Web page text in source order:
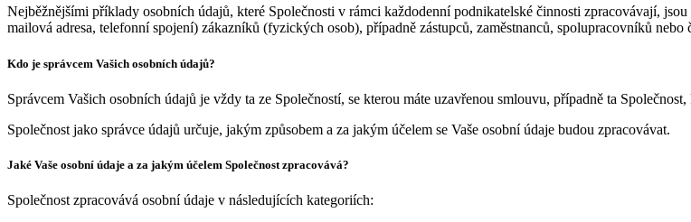
Nejběžnějšími příklady osobních údajů, které Společnosti v rámci každodenní podnikatelské činnosti zpracovávají,
mailová adresa, telefonní spojení) zákazníků (fyzických osob), případně zástupců, zaměstnanců, spolupracovníků
Kdo je správcem Vašich osobních údajů?
Správcem Vašich osobních údajů je vždy ta ze Společností, se kterou máte uzavřenou smlouvu, případně ta
Společnost jako správce údajů určuje, jakým způsobem a za jakým účelem se Vaše osobní údaje budou zpracovávat.
Jaké Vaše osobní údaje a za jakým účelem Společnost zpracovává?
Společnost zpracovává osobní údaje v následujících kategoriích: